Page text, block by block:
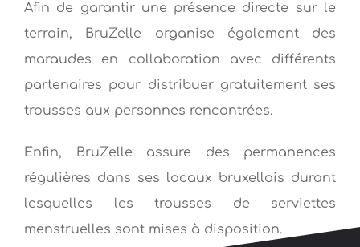
Afin de garantir une présence directe sur le
terrain, BruZelle organise également des
maraudes en collaboration avec différents
partenaires pour distribuer gratuitement ses
trousses aux personnes rencontrées.
Enfin, BruZelle assure des permanences
régulières dans ses locaux bruxellois durant
lesquelles les trousses de serviettes
menstruelles sont mises à disposition.